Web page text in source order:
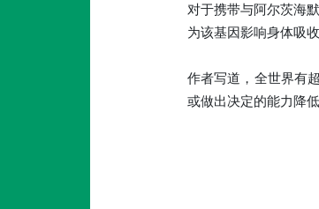
对于携带与阿尔茨海
为该基因影响身体吸
作者写道，全世界有
或做出决定的能力降